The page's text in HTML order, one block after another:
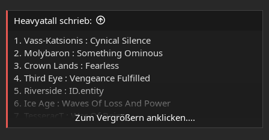
Heavyatall schrieb:
1. Vass-Katsionis : Cynical Silence
2. Molybaron : Something Ominous
3. Crown Lands : Fearless
4. Third Eye : Vengeance Fulfilled
5. Riverside : ID.entity
6. Ice Age : Waves Of Loss And Power
7. TesseracT : War Of Being
8. Mystery : Redemption
Zum Vergrößern anklicken....